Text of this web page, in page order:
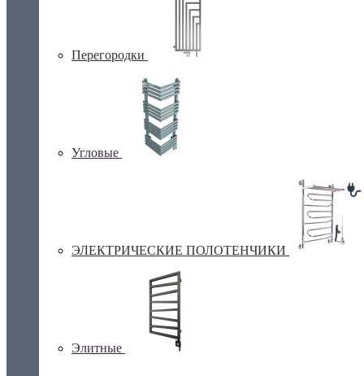
Перегородки
Угловые
ЭЛЕКТРИЧЕСКИЕ ПОЛОТЕНЧИКИ
Элитные